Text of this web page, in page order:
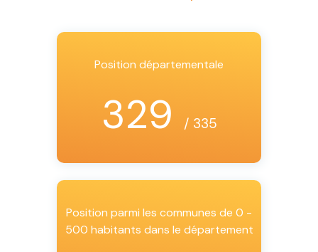
Position départementale
329 / 335
Position parmi les communes de 0 -
500 habitants dans le département